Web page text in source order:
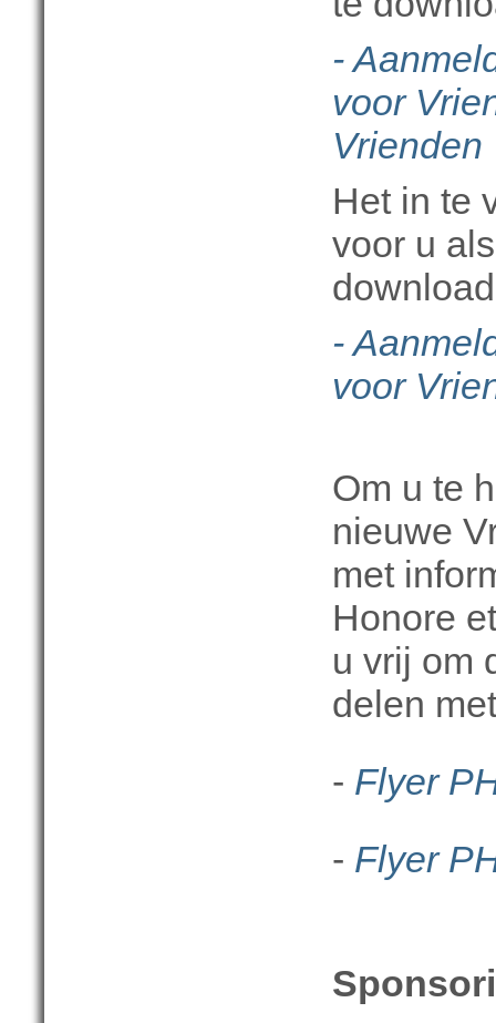
-
voor
Vrienden
Het in te
voor u
-
voor
Om u te
nieuwe
met
Honore
u vrij om
delen
- Flyer
- Flyer